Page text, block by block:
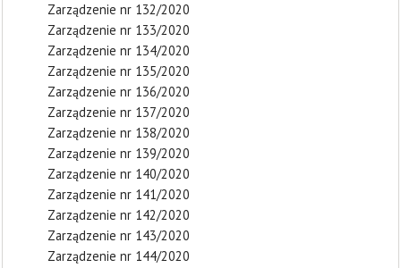
Zarządzenie nr 132/2020
Zarządzenie nr 133/2020
Zarządzenie nr 134/2020
Zarządzenie nr 135/2020
Zarządzenie nr 136/2020
Zarządzenie nr 137/2020
Zarządzenie nr 138/2020
Zarządzenie nr 139/2020
Zarządzenie nr 140/2020
Zarządzenie nr 141/2020
Zarządzenie nr 142/2020
Zarządzenie nr 143/2020
Zarządzenie nr 144/2020